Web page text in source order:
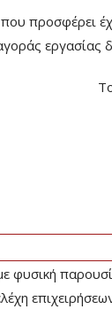
προσφέρει
εργασίας
φυσική